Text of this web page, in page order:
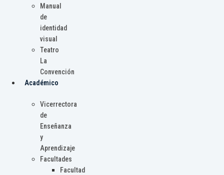
Manual
de
identidad
visual
Teatro
La
Convención
Académico
Vicerrectora
de
Enseñanza
y
Aprendizaje
Facultades
Facultad